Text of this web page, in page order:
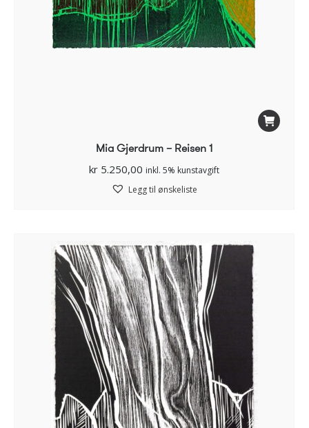
Mia Gjerdrum – Reisen 1
kr 5.250,00 inkl. 5% kunstavgift
Legg til ønskeliste